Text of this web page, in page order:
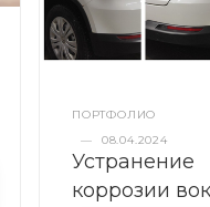
ПОРТФОЛИО
—
08.04.2024
Устранение
коррозии